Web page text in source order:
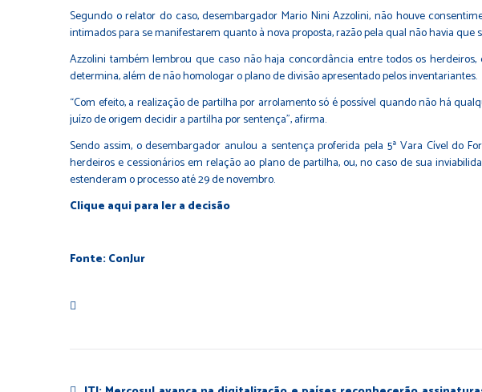
Segundo o relator do caso, desembargador Mario Nini Azzolini, não houve
intimados para se manifestarem quanto à nova proposta, razão pela qual não havia
Azzolini também lembrou que caso não haja concordância entre todos os
determina, além de não homologar o plano de divisão apresentado pelos inventariantes.
“Com efeito, a realização de partilha por arrolamento só é possível quando não há
juízo de origem decidir a partilha por sentença”, afirma.
Sendo assim, o desembargador anulou a sentença proferida pela 5ª Vara Cível do
herdeiros e cessionários em relação ao plano de partilha, ou, no caso de sua
estenderam o processo até 29 de novembro.
Clique aquipara ler a decisão
Fonte: ConJur